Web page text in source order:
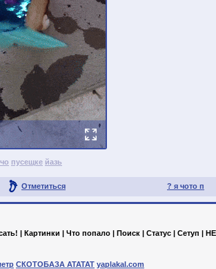
пусещке йазь
? я чото п
Отметиться
| Картинки | Что попало | Поиск | Статус | Сетуп |
СКОТОБАЗА АТАТАТ yaplakal.com